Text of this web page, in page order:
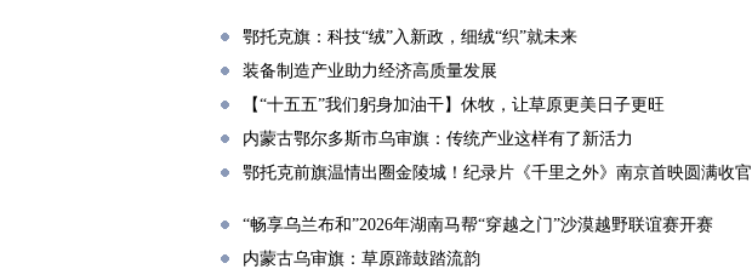
鄂托克旗：科技“绒”入新政，细绒“织”就未来
装备制造产业助力经济高质量发展
【“十五五”我们躬身加油干】休牧，让草原更美日子更旺
内蒙古鄂尔多斯市乌审旗：传统产业这样有了新活力
鄂托克前旗温情出圈金陵城！纪录片《千里之外》南京首映圆满收官
“畅享乌兰布和”2026年湖南马帮“穿越之门”沙漠越野联谊赛开赛
内蒙古乌审旗：草原蹄鼓踏流韵